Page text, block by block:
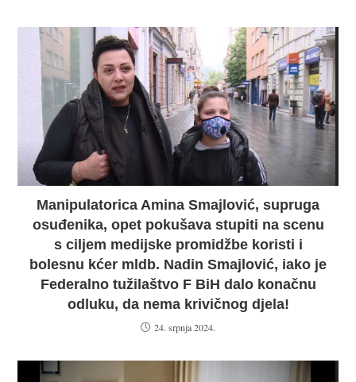
Manipulatorica Amina Smajlović, supruga
osuđenika, opet pokušava stupiti na scenu
s ciljem medijske promidžbe koristi i
bolesnu kćer mldb. Nadin Smajlović, iako je
Federalno tužilaštvo F BiH dalo konačnu
odluku, da nema krivičnog djela!
24. srpnja 2024.